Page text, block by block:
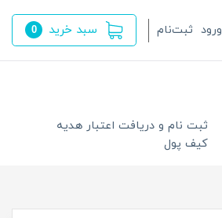
ورود ثبت‌نام سبد خرید 0
ثبت نام و دریافت اعتبار هدیه
کیف پول